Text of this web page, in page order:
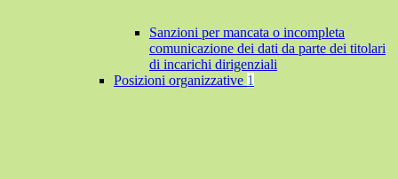
Sanzioni per mancata o incompleta
comunicazione dei dati da parte dei titolari
di incarichi dirigenziali
Posizioni organizzative 1